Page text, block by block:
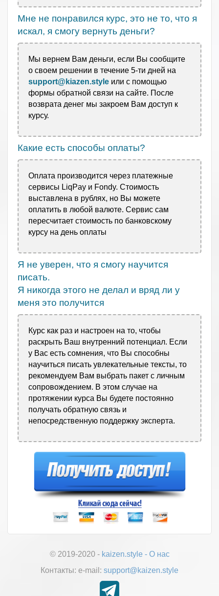
Мне не понравился курс, это не то, что я
искал, я смогу вернуть деньги?
Мы вернем Вам деньги, если Вы сообщите
о своем решении в течение 5-ти дней на
support@kiazen.style или с помощью
формы обратной связи на сайте. После
возврата денег мы закроем Вам доступ к
курсу.
Какие есть способы оплаты?
Оплата производится через платежные
сервисы LiqPay и Fondy. Стоимость
выставлена в рублях, но Вы можете
оплатить в любой валюте. Сервис сам
пересчитает стоимость по банковскому
курсу на день оплаты
Я не уверен, что я смогу научится
писать.
Я никогда этого не делал и вряд ли у
меня это получится
Курс как раз и настроен на то, чтобы
раскрыть Ваш внутренний потенциал. Если
у Вас есть сомнения, что Вы способны
научиться писать увлекательные тексты, то
рекомендуем Вам выбрать пакет с личным
сопровождением. В этом случае на
протяжении курса Вы будете постоянно
получать обратную связь и
непосредственную поддержку эксперта.
© 2019-2020 - kaizen.style- О нас
Контакты: е-mail: support@kaizen.style